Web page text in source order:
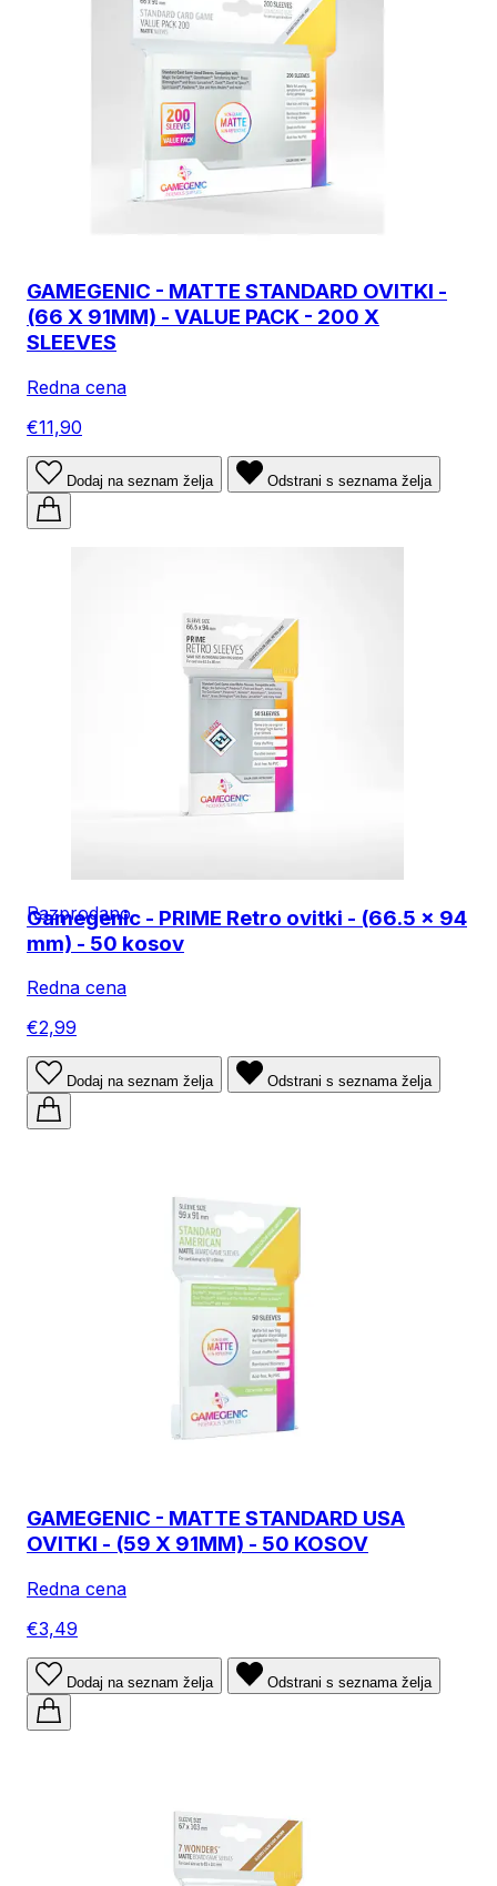
GAMEGENIC - MATTE STANDARD OVITKI -
(66 X 91MM) - VALUE PACK - 200 X
SLEEVES
Redna cena
€11,90
Dodaj na seznam želja Odstrani s seznama želja
Razprodano
Gamegenic - PRIME Retro ovitki - (66.5 x 94
mm) - 50 kosov
Redna cena
€2,99
Dodaj na seznam želja Odstrani s seznama želja
GAMEGENIC - MATTE STANDARD USA
OVITKI - (59 X 91MM) - 50 KOSOV
Redna cena
€3,49
Dodaj na seznam želja Odstrani s seznama želja